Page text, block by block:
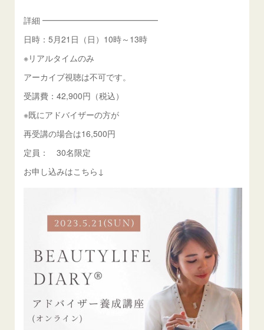
詳細 ━━━━━━━━━━━━━━
日時：5月21日（日）10時～13時
※リアルタイムのみ
アーカイブ視聴は不可です。
受講費：42,900円（税込）
※既にアドバイザーの方が
再受講の場合は16,500円
定員： 30名限定
お申し込みはこちら↓